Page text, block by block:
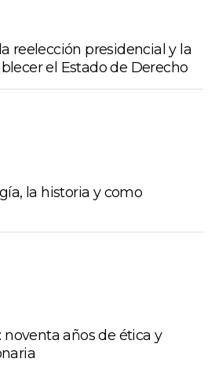
reelección presidencial y la
el Estado de Derecho
la historia y como
noventa años de ética y